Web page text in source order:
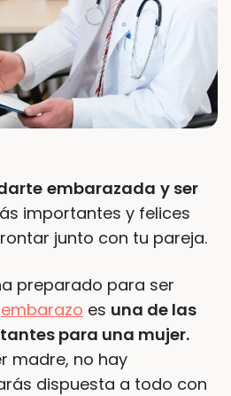
embarazada y ser
importantes y felices
junto con tu pareja.
preparado para ser
embarazo es una de las
para una mujer.
madre, no hay
dispuesta a todo con